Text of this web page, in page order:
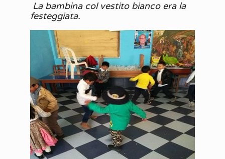
La bambina col vestito bianco era la
festeggiata.